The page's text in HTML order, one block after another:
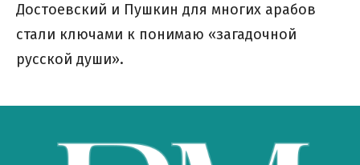
Достоевский и Пушкин для многих арабов
стали ключами к понимаю «загадочной
русской души».